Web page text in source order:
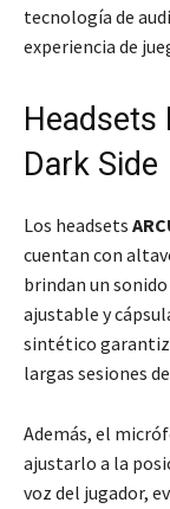
tecnología de
experiencia de
Headsets
Dark Side
Los headsets
cuentan con
brindan un
ajustable y
sintético
largas sesiones
Además, el
ajustarlo a la
voz del jugador,